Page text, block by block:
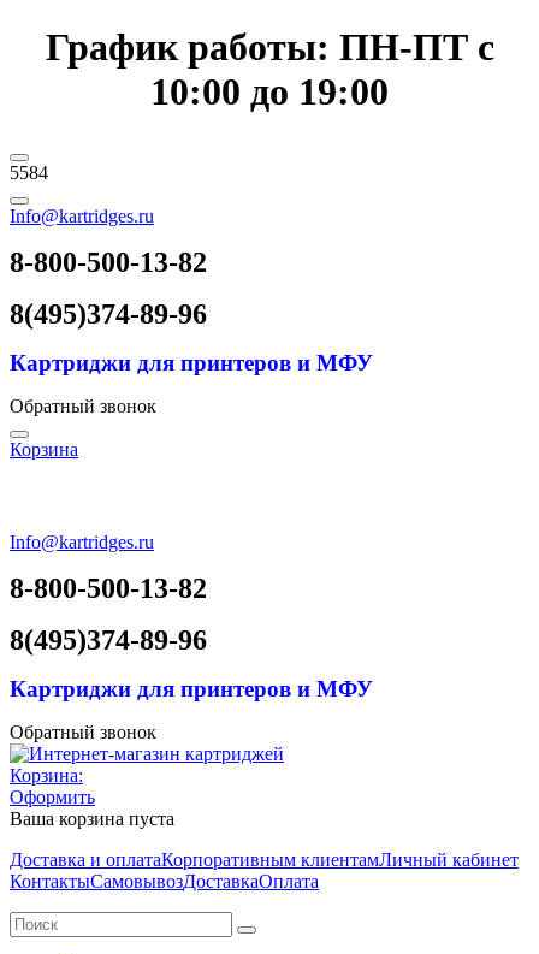
График работы: ПН-ПТ с
10:00 до 19:00
5584
Info@kartridges.ru
8-800-500-13-82
8(495)374-89-96
Картриджи для принтеров и МФУ
Обратный звонок
Корзина
Info@kartridges.ru
8-800-500-13-82
8(495)374-89-96
Картриджи для принтеров и МФУ
Обратный звонок
Корзина:
Оформить
Ваша корзина пуста
Доставка и оплатаКорпоративным клиентамЛичный кабинет
КонтактыСамовывозДоставкаОплата